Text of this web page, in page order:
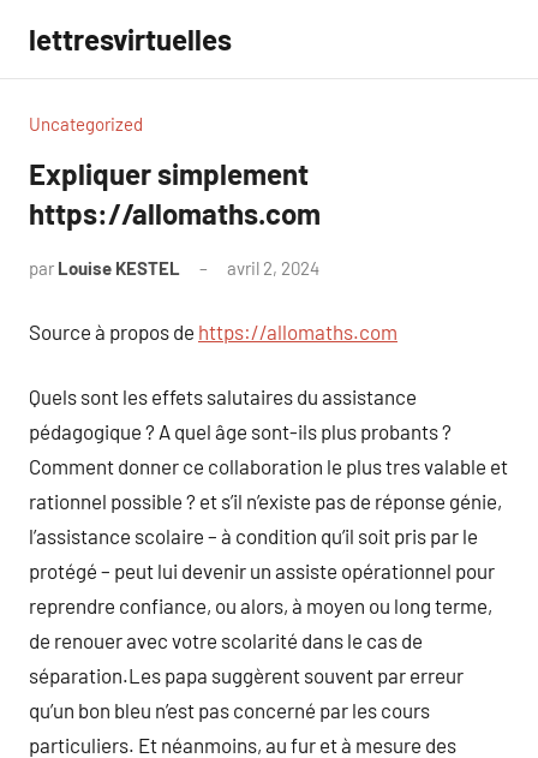
contenu
lettresvirtuelles
Uncategorized
Expliquer simplement
https://allomaths.com
par Louise KESTEL avril 2, 2024
Source à propos de https://allomaths.com
Quels sont les effets salutaires du assistance
pédagogique ? A quel âge sont-ils plus probants ?
Comment donner ce collaboration le plus tres valable et
rationnel possible ? et s’il n’existe pas de réponse génie,
l’assistance scolaire – à condition qu’il soit pris par le
protégé – peut lui devenir un assiste opérationnel pour
reprendre confiance, ou alors, à moyen ou long terme,
de renouer avec votre scolarité dans le cas de
séparation.Les papa suggèrent souvent par erreur
qu’un bon bleu n’est pas concerné par les cours
particuliers. Et néanmoins, au fur et à mesure des